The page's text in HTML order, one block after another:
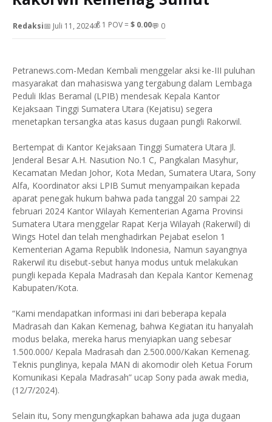
Redaksi📅 Juli 11, 2024💰 1 POV = $ 0.00💬 0
Petranews.com-Medan Kembali menggelar aksi ke-III puluhan
masyarakat dan mahasiswa yang tergabung dalam Lembaga
Peduli Iklas Beramal (LPIB) mendesak Kepala Kantor
Kejaksaan Tinggi Sumatera Utara (Kejatisu) segera
menetapkan tersangka atas kasus dugaan pungli Rakorwil.
Bertempat di Kantor Kejaksaan Tinggi Sumatera Utara Jl.
Jenderal Besar A.H. Nasution No.1 C, Pangkalan Masyhur,
Kecamatan Medan Johor, Kota Medan, Sumatera Utara, Sony
Alfa, Koordinator aksi LPIB Sumut menyampaikan kepada
aparat penegak hukum bahwa pada tanggal 20 sampai 22
februari 2024 Kantor Wilayah Kementerian Agama Provinsi
Sumatera Utara menggelar Rapat Kerja Wilayah (Rakerwil) di
Wings Hotel dan telah menghadirkan Pejabat eselon 1
Kementerian Agama Republik Indonesia, Namun sayangnya
Rakerwil itu disebut-sebut hanya modus untuk melakukan
pungli kepada Kepala Madrasah dan Kepala Kantor Kemenag
Kabupaten/Kota.
“Kami mendapatkan informasi ini dari beberapa kepala
Madrasah dan Kakan Kemenag, bahwa Kegiatan itu hanyalah
modus belaka, mereka harus menyiapkan uang sebesar
1.500.000/ Kepala Madrasah dan 2.500.000/Kakan Kemenag.
Teknis punglinya, kepala MAN di akomodir oleh Ketua Forum
Komunikasi Kepala Madrasah” ucap Sony pada awak media,
(12/7/2024).
Selain itu, Sony mengungkapkan bahawa ada juga dugaan